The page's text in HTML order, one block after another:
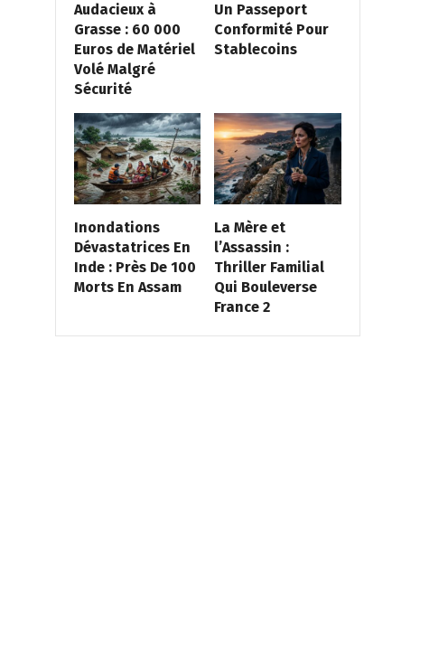
Audacieux à
Grasse : 60 000
Euros de Matériel
Volé Malgré
Sécurité
Un Passeport
Conformité Pour
Stablecoins
Inondations
Dévastatrices En
Inde : Près De 100
Morts En Assam
La Mère et
l’Assassin :
Thriller Familial
Qui Bouleverse
France 2